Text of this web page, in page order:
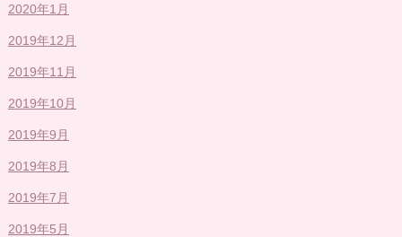
2020年1月
2019年12月
2019年11月
2019年10月
2019年9月
2019年8月
2019年7月
2019年5月